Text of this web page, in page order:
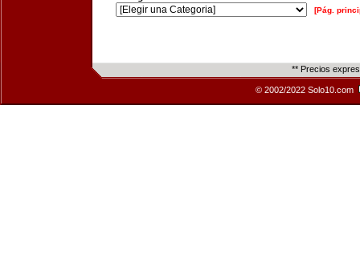
[Pág.
** Precios
© 2002/2022 Solo10.com